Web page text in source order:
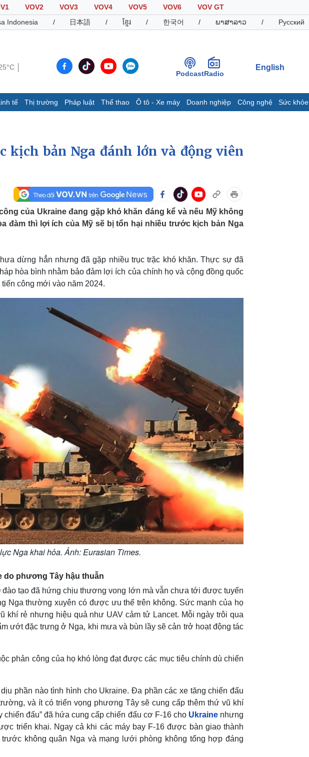
VOV2 VOV3 VOV4 VOV5 VOV6
VOV GT
Indonesia / 日本語 / ខ្មែរ / 한국어 / ພາສາລາວ / Русский
PodcastRadio
English
tế Thị trường Pháp luật Thể thao Ô tô - Xe máy Doanh nghiệp Công nghệ Sức khỏe
Cuộc sống đó đây
Hồ sơ
Ảnh
E-Magazine
Khởi nghiệp
Thể thao
Bóng đá
Lịch thi đấu bóng đá
Hậu trường
Ô tô - Xe máy
Ô tô
Xe máy
Doanh nghiệp
Thông tin doanh nghiệp
Doanh nghiệp 24h
Văn hóa
Âm nhạc
kịch bản Nga đánh lớn và động viên
của Ukraine đang gặp khó khăn đáng kể và nếu Mỹ không
đàm thì lợi ích của Mỹ sẽ bị tổn hại nhiều trước kịch bản Nga
dừng hẳn nhưng đã gặp nhiều trục trặc khó khăn. Thực sự đã
hòa bình nhằm bảo đảm lợi ích của chính họ và cộng đồng quốc
công mới vào năm 2024.
Nga khai hỏa. Ảnh: Eurasian Times.
do phương Tây hậu thuẫn
tạo đã hứng chịu thương vong lớn mà vẫn chưa tới được tuyến
Nga thường xuyên có được ưu thế trên không. Sức mạnh của họ
rẻ nhưng hiệu quả như UAV cảm tử Lancet. Mỗi ngày trôi qua
ướt đặc trưng ở Nga, khi mưa và bùn lầy sẽ cản trở hoạt động tác
phản công của họ khó lòng đạt được các mục tiêu chính dù chiến
phần nào tình hình cho Ukraine. Đa phần các xe tăng chiến đấu
và ít có triển vọng phương Tây sẽ cung cấp thêm thứ vũ khí
chiến đấu” đã hứa cung cấp chiến đấu cơ F-16 cho Ukrainenhưng
triển khai. Ngay cả khi các máy bay F-16 được bàn giao thành
không quân Nga và mạng lưới phòng không tổng hợp đáng